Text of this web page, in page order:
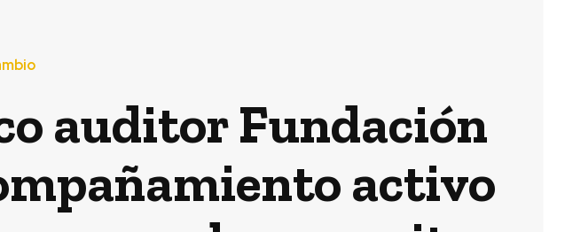
auditor Fundación
activo